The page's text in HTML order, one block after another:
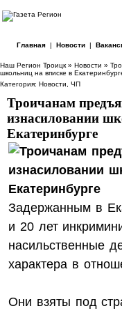
Главная| Новости|
Наш Регион Троицк » Новости »
школьниц на вписке в
Категория: Новости ЧП
Троичанам
изнасиловании
Екатеринбурге
Задержанным в
и 20 лет
насильственные
характера в
Они взяты под